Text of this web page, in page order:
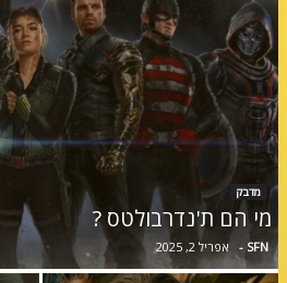
מדבק
מי הם ת'נדרבולטס ?
SFN אפריל 2, 2025